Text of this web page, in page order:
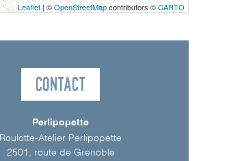
Leaflet | ©OpenStreetMapcontributors ©CARTO
Contact
Perlipopette
Roulotte-Atelier Perlipopette
2501, route de Grenoble